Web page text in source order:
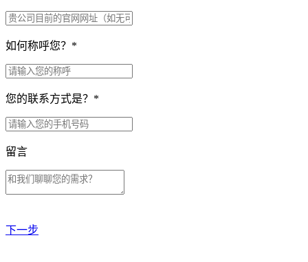
如何称呼您？ *
您的联系方式是？ *
留言
下一步